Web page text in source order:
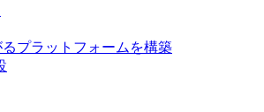
プラットフォームを構築